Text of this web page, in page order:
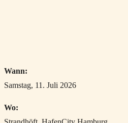
Wann:
Samstag, 11. Juli 2026
Wo: